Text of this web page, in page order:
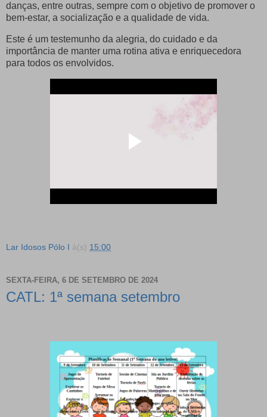
danças, entre outras, sempre com o objetivo de promover o
bem-estar, a socialização e a qualidade de vida.
Este é um testemunho da alegria, do cuidado e da
importância de manter uma rotina ativa e enriquecedora
para todos os envolvidos.
Lar Idosos Pólo I à(s) 15:00
SEXTA-FEIRA, 6 DE SETEMBRO DE 2024
CATL: 1ª semana setembro